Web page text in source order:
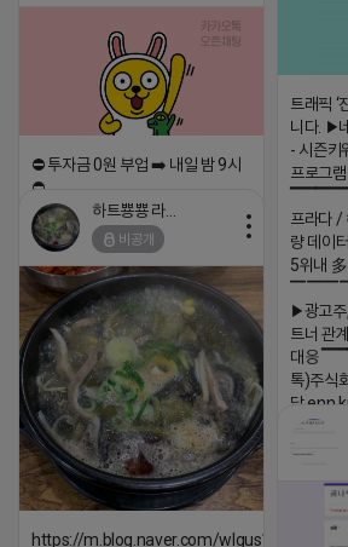
트래픽 ‘
니다. ▶
- 시즌키
프로그
프라다 /
량 데이
5위내 多
▶광고주
트너 관
대응
톡)주식
담
2026-
⛔️ 투자금 0원 부업 ➡️ 내일 밤 9시
⛔️
2026-04-18 17:23
하트뿅뿅 라이언
비공개
https://m.blog.naver.com/wlgus1647/